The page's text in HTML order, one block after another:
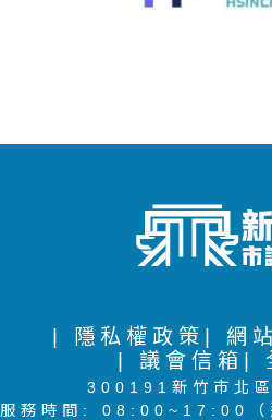
| 隱私權政策 | 網
| 議會信箱 |
300191新竹市北
服務時間: 08:00~17:00（